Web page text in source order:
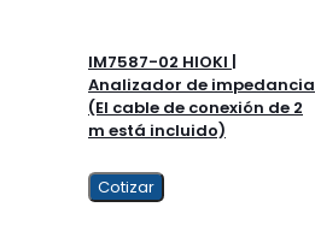
IM7587-02 HIOKI |
Analizador de impedancia
(El cable de conexión de 2
m está incluido)
Cotizar